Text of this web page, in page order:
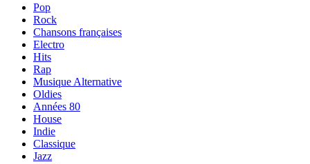
Pop
Rock
Chansons françaises
Electro
Hits
Rap
Musique Alternative
Oldies
Années 80
House
Indie
Classique
Jazz